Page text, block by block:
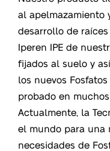
al apelmazamiento
desarrollo de
Iperen IPE de
fijados al suelo y
los nuevos
probado en
Actualmente, la
el mundo para una
necesidades de